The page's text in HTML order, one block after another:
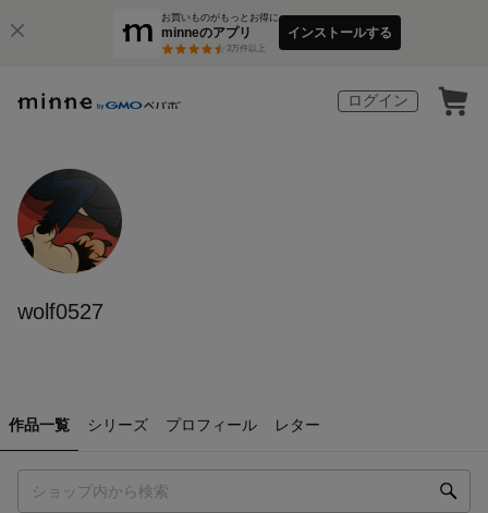
お買いものがもっとお得に
minneのアプリ
3万件以上
インストールする
ログイン
wolf0527
作品一覧 シリーズ プロフィール レター